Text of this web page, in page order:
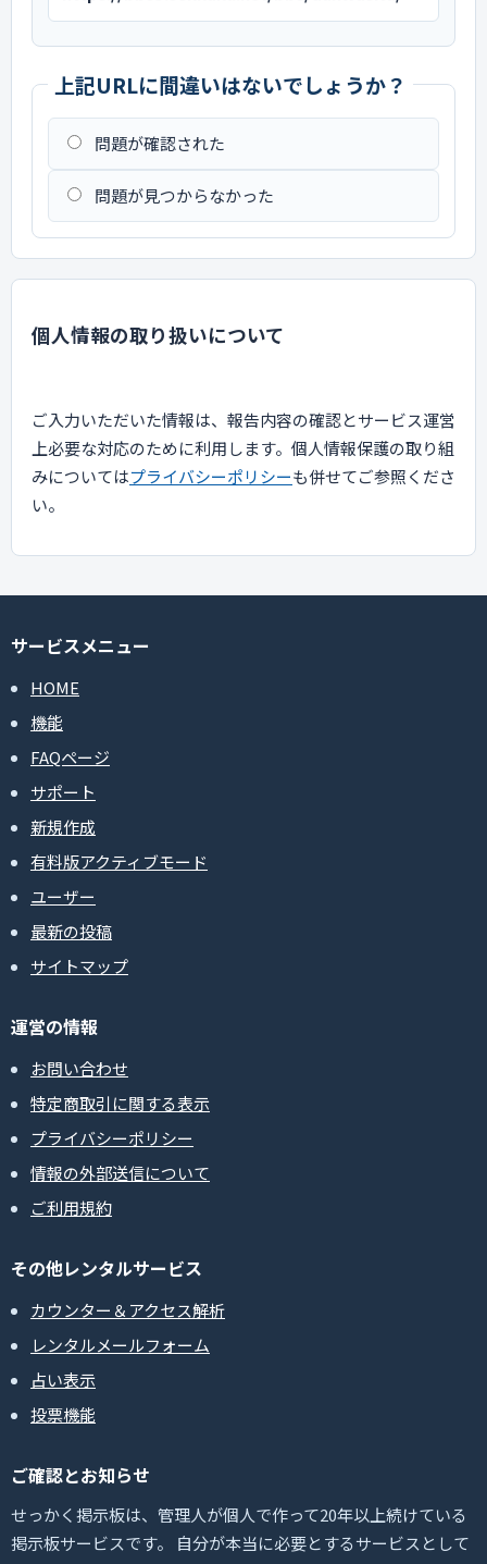
上記URLに間違いはないでしょうか？
問題が確認された
問題が見つからなかった
個人情報の取り扱いについて
ご入力いただいた情報は、報告内容の確認とサービス運営
上必要な対応のために利用します。個人情報保護の取り組
みについてはプライバシーポリシーも併せてご参照くださ
い。
サービスメニュー
HOME
機能
FAQページ
サポート
新規作成
有料版アクティブモード
ユーザー
最新の投稿
サイトマップ
運営の情報
お問い合わせ
特定商取引に関する表示
プライバシーポリシー
情報の外部送信について
ご利用規約
その他レンタルサービス
カウンター＆アクセス解析
レンタルメールフォーム
占い表示
投票機能
ご確認とお知らせ
せっかく掲示板は、管理人が個人で作って20年以上続けている
掲示板サービスです。 自分が本当に必要とするサービスとして